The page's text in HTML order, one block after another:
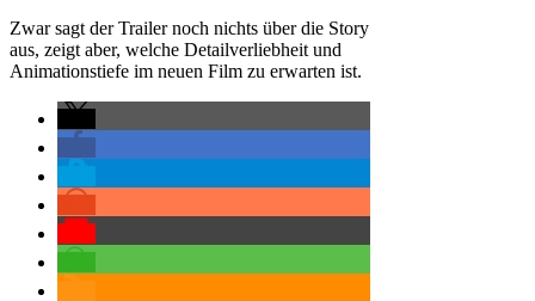
Zwar sagt der Trailer noch nichts über die Story
aus, zeigt aber, welche Detailverliebheit und
Animationstiefe im neuen Film zu erwarten ist.